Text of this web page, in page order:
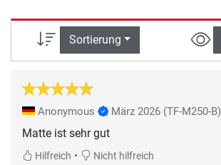
Sortierung
Anonymous März 2026 (TF-M250-B)
Hilfreich • Nicht hilfreich